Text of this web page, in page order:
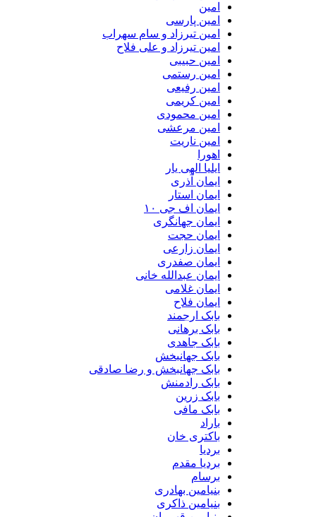
امین پارسی
امین تیرزاد و سام سهراب
امین تیرزاد و علی فلاح
امین حبیبی
امین رستمی
امین رفیعی
امین کریمی
امین محمودی
امین مرعشی
امین ناریت
ایلیا الهی یار
ایمان آذری
ایمان استار
ایمان اف جی ۱۰
ایمان جهانگری
ایمان حجت
ایمان زارعی
ایمان صفدری
ایمان عبدالله خانی
ایمان غلامی
ایمان فلاح
بابک ارجمند
بابک برهانی
بابک جاهدی
بابک جهانبخش
بابک جهانبخش و رضا صادقی
بابک رادمنش
بابک زرین
بابک مافی
باکتری خان
بردیا مقدم
بنیامین بهادری
بنیامین ذاکری